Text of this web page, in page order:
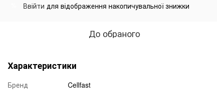
Ввійти для відображення накопичувальної знижки
До обраного
Характеристики
Бренд Cellfast